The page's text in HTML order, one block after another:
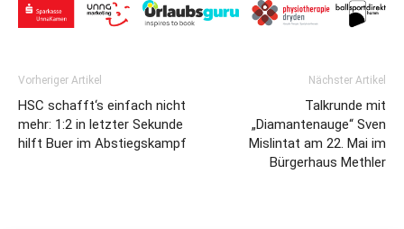
Vorheriger Artikel
HSC schafft‘s einfach nicht
mehr: 1:2 in letzter Sekunde
hilft Buer im Abstiegskampf
Nächster Artikel
Talkrunde mit
„Diamantenauge“ Sven
Mislintat am 22. Mai im
Bürgerhaus Methler